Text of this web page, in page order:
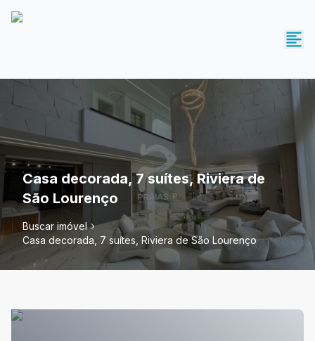
Casa decorada, 7 suítes, Riviera de
São Lourenço
Buscar imóvel
Casa decorada, 7 suítes, Riviera de São Lourenço